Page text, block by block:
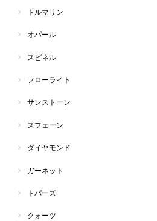
トルマリン
オパール
スピネル
フローライト
サンストーン
スフェーン
ダイヤモンド
ガーネット
トパーズ
クォーツ